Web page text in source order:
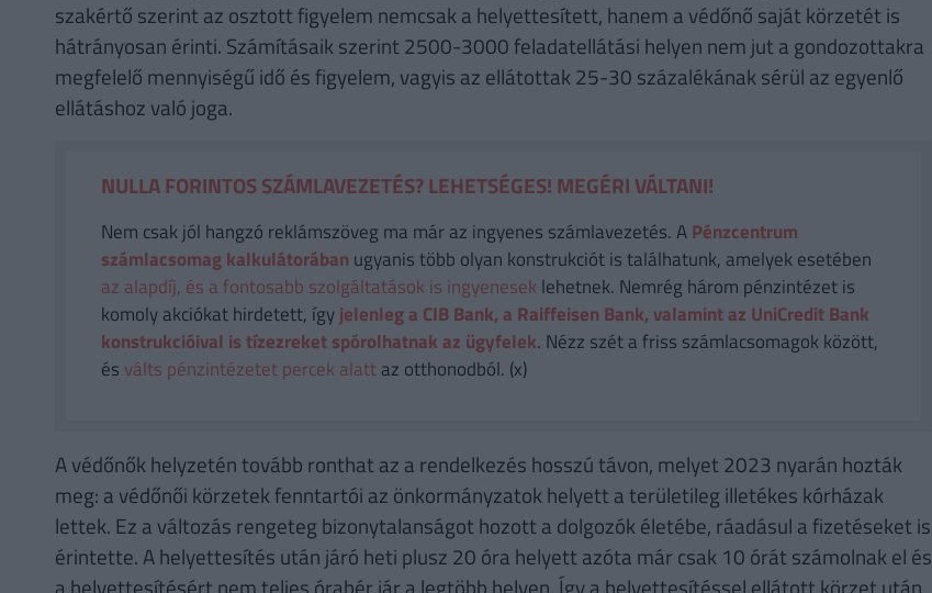
szakértő szerint az osztott figyelem nemcsak a helyettesített, hanem a védőnő saját körzetét is
hátrányosan érinti. Számításaik szerint 2500-3000 feladatellátási helyen nem jut a gondozottakra
megfelelő mennyiségű idő és figyelem, vagyis az ellátottak 25-30 százalékának sérül az egyenlő
ellátáshoz való joga.
NULLA FORINTOS SZÁMLAVEZETÉS? LEHETSÉGES! MEGÉRI VÁLTANI!
Nem csak jól hangzó reklámszöveg ma már az ingyenes számlavezetés. APénzcentrum
számlacsomag kalkulátorában ugyanis több olyan konstrukciót is találhatunk, amelyek esetében
az alapdíj, és a fontosabb szolgáltatások is ingyenesek lehetnek. Nemrég három pénzintézet is
komoly akciókat hirdetett, ígyjelenleg a CIB Bank, a Raiffeisen Bank, valamint az UniCredit Bank
konstrukcióival is tízezreket spórolhatnak az ügyfelek. Nézz szét a friss számlacsomagok között,
és válts pénzintézetet percek alattaz otthonodból. (x)
A védőnők helyzetén tovább ronthat az a rendelkezés hosszú távon, melyet 2023 nyarán hozták
meg: a védőnői körzetek fenntartói az önkormányzatok helyett a területileg illetékes kórházak
lettek. Ez a változás rengeteg bizonytalanságot hozott a dolgozók életébe, ráadásul a fizetéseket is
érintette. A helyettesítés után járó heti plusz 20 óra helyett azóta már csak 10 órát számolnak el és